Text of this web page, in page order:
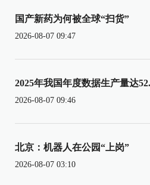
国产新药为何被全球“扫货”
2026-08-07 09:47
2025年我国年度数据生产量达
2026-08-07 09:46
北京：机器人在公园“上岗”
2026-08-07 03:10